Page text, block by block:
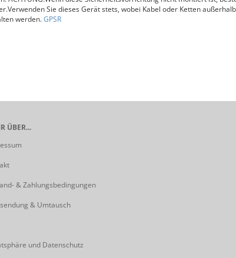
Sie dieses Gerät stets, wobei Kabel oder Ketten
werden.GPSR
ÜBER...
& Zahlungsbedingungen
& Umtausch
und Datenschutz